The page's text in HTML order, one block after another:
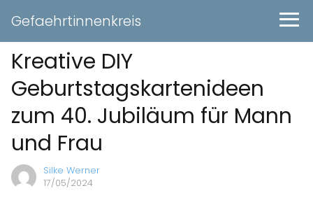
Gefaehrtinnenkreis
Kreative DIY
Geburtstagskartenideen
zum 40. Jubiläum für Mann
und Frau
Silke Werner
17/05/2024